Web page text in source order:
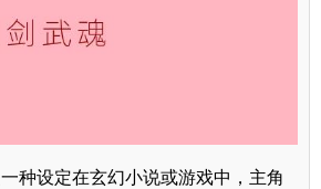
种设定在玄幻小说或游戏中，主角